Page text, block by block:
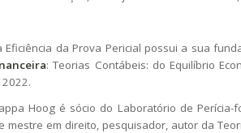
Eficiência da Prova Pericial possui a sua
: Teorias Contábeis: do Equilíbrio
2022.
Hoog é sócio do Laboratório de
mestre em direito, pesquisador, autor da